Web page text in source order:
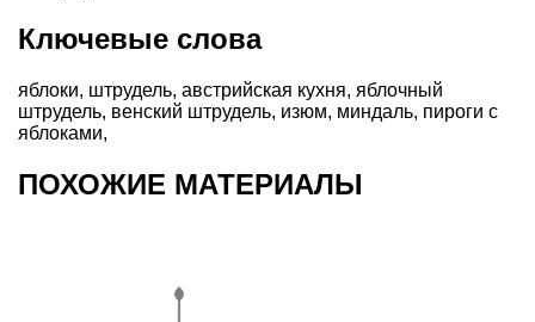
Ключевые слова
яблоки, штрудель, австрийская кухня, яблочный
штрудель, венский штрудель, изюм, миндаль, пироги с
яблоками,
ПОХОЖИЕ МАТЕРИАЛЫ